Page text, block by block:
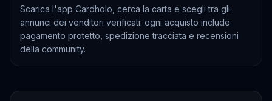
Scarica l'app Cardholo, cerca la carta e scegli tra gli
annunci dei venditori verificati: ogni acquisto include
pagamento protetto, spedizione tracciata e recensioni
della community.